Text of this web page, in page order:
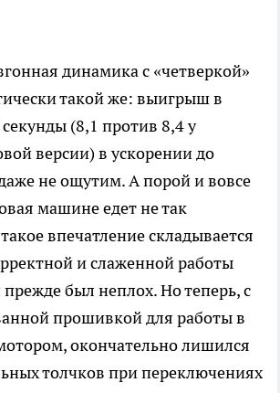
динамика с «четверкой»
такой же: выигрыш в
(8,1 против 8,4 у
версии) в ускорении до
не ощутим. А порой и вовсе
машине едет не так
впечатление складывается
и слаженной работы
был неплох. Но теперь, с
прошивкой для работы в
окончательно лишился
толчков при переключениях